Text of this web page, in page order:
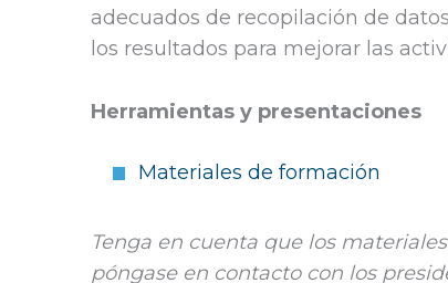
adecuados de recopilación de
los resultados para mejorar las
Herramientas y presentaciones
Materiales de formación
Tenga en cuenta que los
póngase en contacto con los